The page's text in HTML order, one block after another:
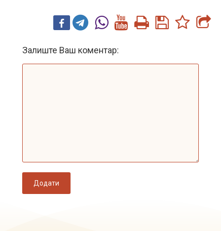
Залиште Ваш коментар:
Додати